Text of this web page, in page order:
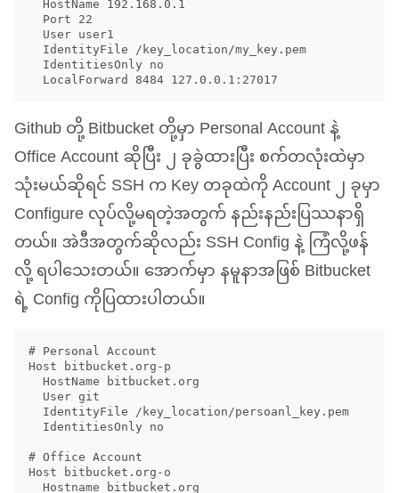
Github တို့ Bitbucket တို့မှာ Personal Account နဲ့
Office Account ဆိုပြီး ၂ ခုခွဲထားပြီး စက်တလုံးထဲမှာ
သုံးမယ်ဆိုရင်SSHက Key တခုထဲကို Account ၂ ခုမှာ
Configure လုပ်လို့မရတဲ့အတွက် နည်းနည်းပြဿနာရှိ
တယ်။ အဲဒီအတွက်ဆိုလည်းSSHConfig နဲ့ ကြံလို့ဖန်
လို့ ရပါသေးတယ်။ အောက်မှာ နမူနာအဖြစ် Bitbucket
ရဲ့ Config ကိုပြထားပါတယ်။
# Personal Account
Host bitbucket.org-p
# Office Account
Host bitbucket.org-o